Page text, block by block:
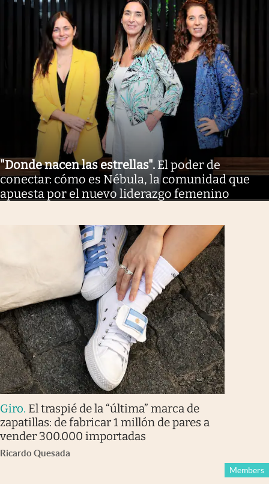
"Donde nacen las estrellas". El poder de
conectar: cómo es Nébula, la comunidad que
apuesta por el nuevo liderazgo femenino
Giro. El traspié de la “última” marca de
zapatillas: de fabricar 1 millón de pares a
vender 300.000 importadas
Ricardo Quesada
Members